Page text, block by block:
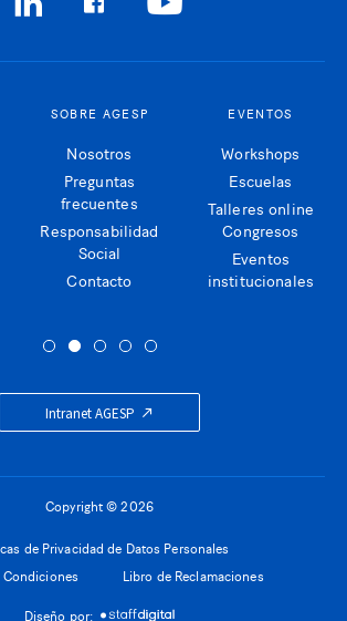
SOBRE AGESP
Nosotros
Preguntas
frecuentes
Responsabilidad
Social
Contacto
EVENTOS
Workshops
Escuelas
Talleres online
Congresos
Eventos
institucionales
Intranet AGESP
Copyright © 2026
de Privacidad de Datos Personales
Condiciones
Libro de Reclamaciones
Diseño por: